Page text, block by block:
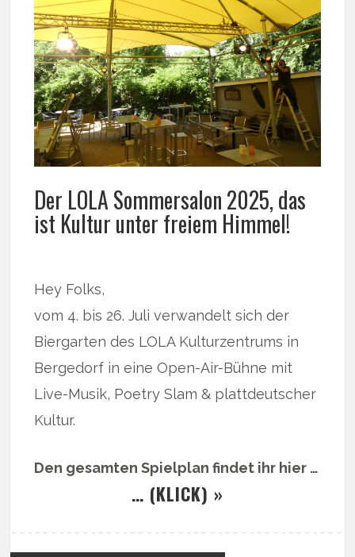
Der LOLA Sommersalon 2025, das
ist Kultur unter freiem Himmel!
Hey Folks,
vom 4. bis 26. Juli verwandelt sich der
Biergarten des LOLA Kulturzentrums in
Bergedorf in eine Open-Air-Bühne mit
Live-Musik, Poetry Slam & plattdeutscher
Kultur.
Den gesamten Spielplan findet ihr hier …
… (KLICK) »